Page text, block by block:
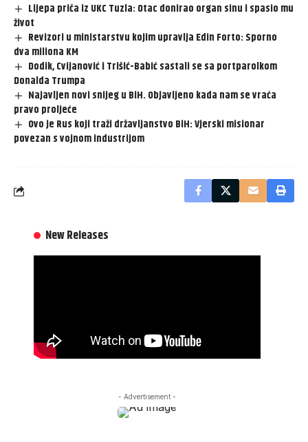
Lijepa priča iz UKC Tuzla: Otac donirao organ sinu i spasio mu
život
Revizori u ministarstvu kojim upravlja Edin Forto: Sporno
dva miliona KM
Dodik, Cvijanović i Trišić-Babić sastali se sa portparolkom
Donalda Trumpa
Najavljen novi snijeg u BiH. Objavljeno kada nam se vraća
pravo proljeće
Ovo je Rus koji traži državljanstvo BiH: Vjerski misionar
povezan s vojnom industrijom
New Releases
- Advertisement -